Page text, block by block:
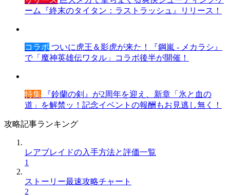
ーム『終末のタイタン：ラストラッシュ』リリース！
コラボ ついに虎王＆影虎が来た！『鋼嵐 - メカラシ』
で「魔神英雄伝ワタル」コラボ後半が開催！
特集 『鈴蘭の剣』が2周年を迎え、新章「氷と血の
道」を解禁ッ！記念イベントの報酬もお見逃し無く！
攻略記事ランキング
レアブレイドの入手方法と評価一覧
1
ストーリー最速攻略チャート
2